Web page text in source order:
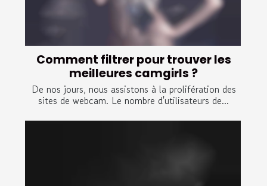
Comment filtrer pour trouver les
meilleures camgirls ?
De nos jours, nous assistons à la prolifération des
sites de webcam. Le nombre d'utilisateurs de...